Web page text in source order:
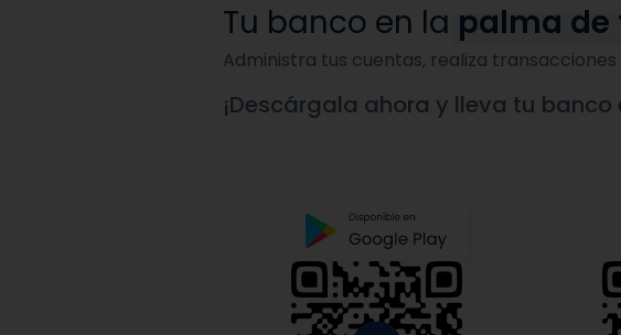
Tu banco en la palma
Administra tus cuentas, realiza
¡Descárgala ahora y lleva tu banco